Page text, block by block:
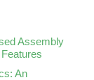
Assembly
An